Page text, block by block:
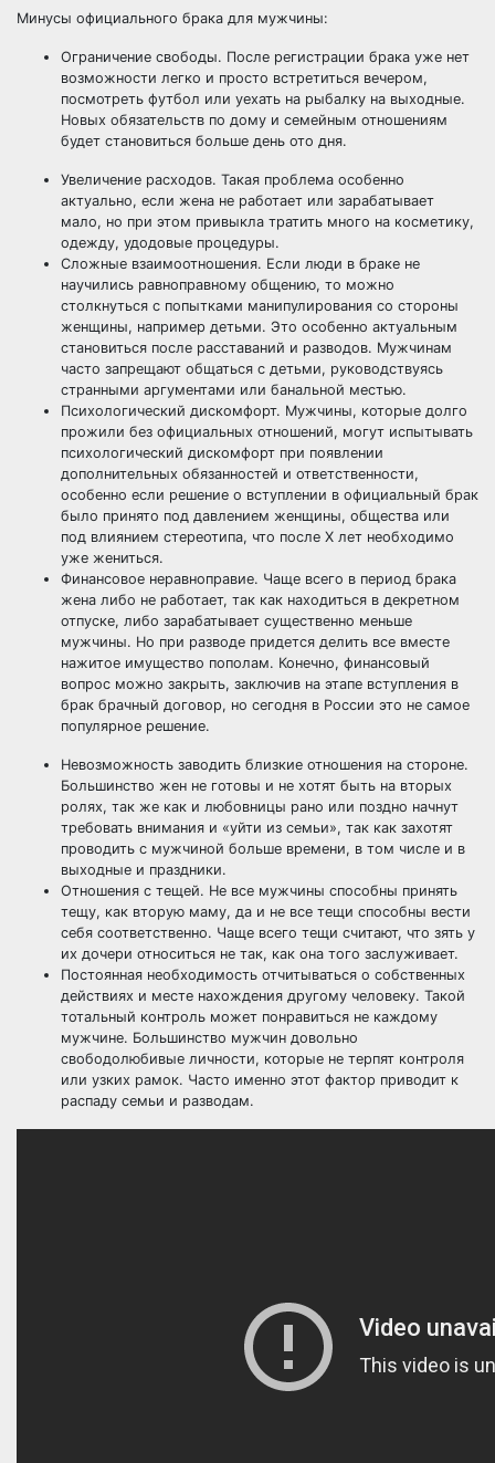
Минусы официального брака для мужчины:
Ограничение свободы. После регистрации брака уже нет
возможности легко и просто встретиться вечером,
посмотреть футбол или уехать на рыбалку на выходные.
Новых обязательств по дому и семейным отношениям
будет становиться больше день ото дня.
Увеличение расходов. Такая проблема особенно
актуально, если жена не работает или зарабатывает
мало, но при этом привыкла тратить много на косметику,
одежду, удодовые процедуры.
Сложные взаимоотношения. Если люди в браке не
научились равноправному общению, то можно
столкнуться с попытками манипулирования со стороны
женщины, например детьми. Это особенно актуальным
становиться после расставаний и разводов. Мужчинам
часто запрещают общаться с детьми, руководствуясь
странными аргументами или банальной местью.
Психологический дискомфорт. Мужчины, которые долго
прожили без официальных отношений, могут испытывать
психологический дискомфорт при появлении
дополнительных обязанностей и ответственности,
особенно если решение о вступлении в официальный брак
было принято под давлением женщины, общества или
под влиянием стереотипа, что после Х лет необходимо
уже жениться.
Финансовое неравноправие. Чаще всего в период брака
жена либо не работает, так как находиться в декретном
отпуске, либо зарабатывает существенно меньше
мужчины. Но при разводе придется делить все вместе
нажитое имущество пополам. Конечно, финансовый
вопрос можно закрыть, заключив на этапе вступления в
брак брачный договор, но сегодня в России это не самое
популярное решение.
Невозможность заводить близкие отношения на стороне.
Большинство жен не готовы и не хотят быть на вторых
ролях, так же как и любовницы рано или поздно начнут
требовать внимания и «уйти из семьи», так как захотят
проводить с мужчиной больше времени, в том числе и в
выходные и праздники.
Отношения с тещей. Не все мужчины способны принять
тещу, как вторую маму, да и не все тещи способны вести
себя соответственно. Чаще всего тещи считают, что зять у
их дочери относиться не так, как она того заслуживает.
Постоянная необходимость отчитываться о собственных
действиях и месте нахождения другому человеку. Такой
тотальный контроль может понравиться не каждому
мужчине. Большинство мужчин довольно
свободолюбивые личности, которые не терпят контроля
или узких рамок. Часто именно этот фактор приводит к
распаду семьи и разводам.